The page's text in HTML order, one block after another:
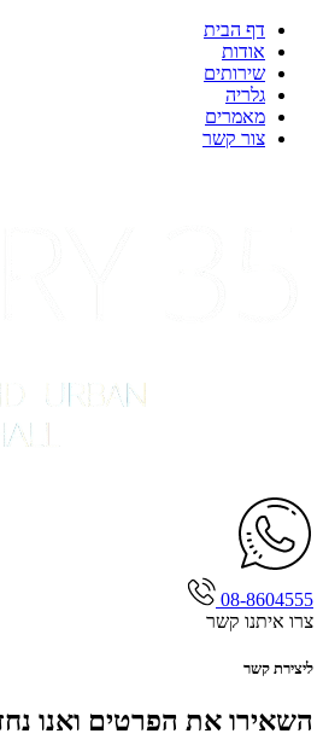
דף הבית
אודות
שירותים
גלריה
מאמרים
צור קשר
08-8604555
צרו איתנו קשר
ליצירת קשר
השאירו את הפרטים ואנו